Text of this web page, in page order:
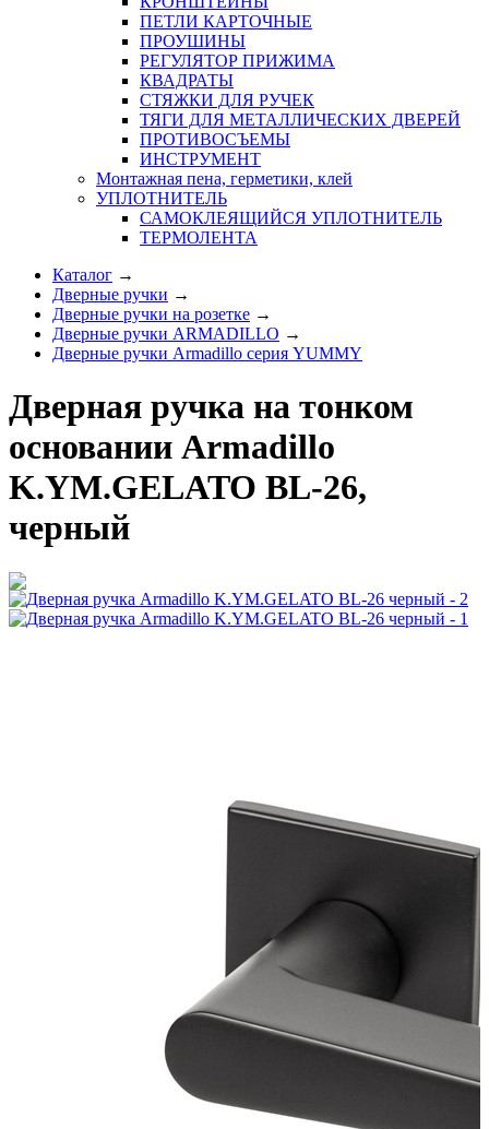
ПЕТЛИ КАРТОЧНЫЕ
ПРОУШИНЫ
РЕГУЛЯТОР ПРИЖИМА
КВАДРАТЫ
СТЯЖКИ ДЛЯ РУЧЕК
ТЯГИ ДЛЯ МЕТАЛЛИЧЕСКИХ ДВЕРЕЙ
ПРОТИВОСЪЕМЫ
ИНСТРУМЕНТ
Монтажная пена, герметики, клей
УПЛОТНИТЕЛЬ
САМОКЛЕЯЩИЙСЯ УПЛОТНИТЕЛЬ
ТЕРМОЛЕНТА
Каталог →
Дверные ручки →
Дверные ручки на розетке →
Дверные ручки ARMADILLO →
Дверные ручки Armadillo серия YUMMY
Дверная ручка на тонком
основании Armadillo
K.YM.GELATO BL-26,
черный